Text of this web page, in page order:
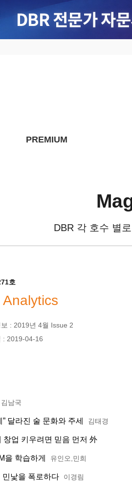
PREMIUM
DBR 각 호수 별
호
Analytics
: 2019년 4월 Issue 2
: 2019-04-16
김남국
달라진 술 문화와 주세 김태경
창업 키우려면 믿음 먼저 外
을 학습하게 유인오,민희
민낯을 폭로하다 이경림